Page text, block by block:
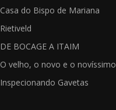
Casa do Bispo de Mariana
Rietiveld
DE BOCAGE A ITAIM
O velho, o novo e o novíssimo
Inspecionando Gavetas